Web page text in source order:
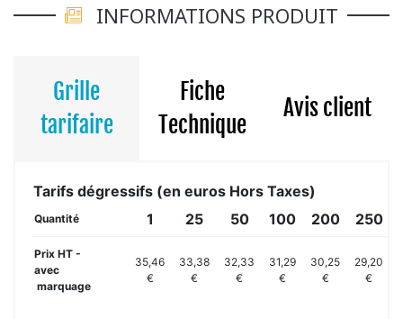
INFORMATIONS PRODUIT
Grille
tarifaire
Fiche
Technique
Avis client
Tarifs dégressifs (en euros Hors Taxes)
Quantité 1 25 50 100 200 250
Prix HT -
avec
marquage
35,46
€
33,38
€
32,33
€
31,29
€
30,25
€
29,20
€